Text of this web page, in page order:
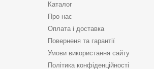
Каталог
Про нас
Оплата і доставка
Поверненя та гарантії
Умови використання сайту
Політика конфіденційності